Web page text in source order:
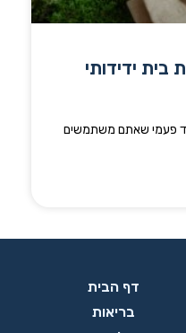
בית ידידותי
פעמי שאתם משתמשים
דף הבית
בריאות